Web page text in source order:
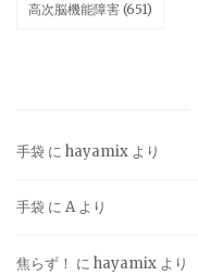
高次脳機能障害 (651)
手袋 に hayamix より
手袋 に Aより
焦らず！ に hayamix より